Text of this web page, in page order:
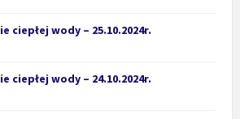
ciepłej wody – 25.10.2024r.
ciepłej wody – 24.10.2024r.